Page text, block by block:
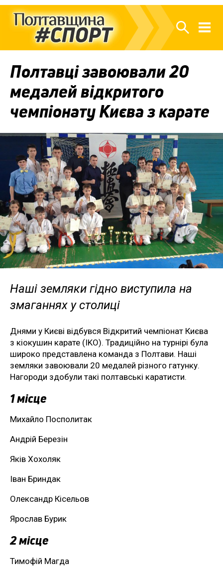
Полтавці завоювали 20
медалей відкритого
чемпіонату Києва з карате
Наші земляки гідно виступила на
змаганнях у столиці
Днями у Києві відбувся Відкритий чемпіонат Києва
з кіокушин карате (IKO). Традиційно на турнірі була
широко представлена команда з Полтави. Наші
земляки завоювали 20 медалей різного гатунку.
Нагороди здобули такі полтавські каратисти.
1 місце
Михайло Посполитак
Андрій Березін
Яків Хохоляк
Іван Бриндак
Олександр Кісельов
Ярослав Бурик
2 місце
Тимофій Магда